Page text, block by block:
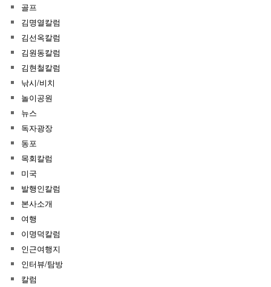
골프
김명열칼럼
김선옥칼럼
김원동칼럼
김현철칼럼
낚시/비치
놀이공원
뉴스
독자광장
동포
목회칼럼
미국
발행인칼럼
본사소개
여행
이명덕칼럼
인근여행지
인터뷰/탐방
칼럼